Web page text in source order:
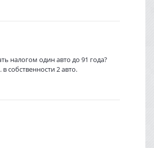
налогом один авто до 91 года?
собственности 2 авто.